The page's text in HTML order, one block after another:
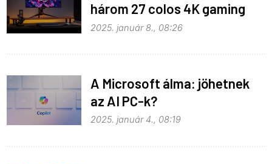
három 27 colos 4K gaming
OLED monitor érkezett
2025. január 8., 08:26
A Microsoft álma: jöhetnek
az AI PC-k?
2025. január 4., 08:19